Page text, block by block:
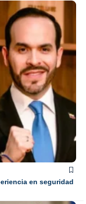
en seguridad